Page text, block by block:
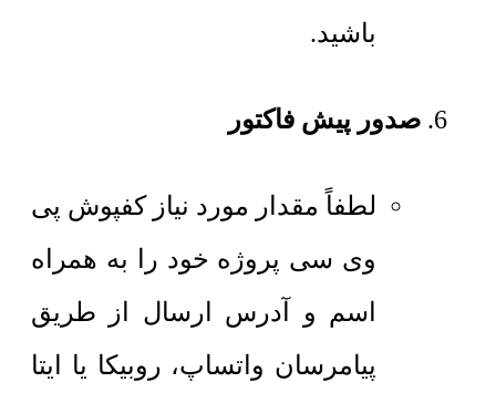
باشید.
صدور پیش فاکتور
لطفاً مقدار مورد نیاز کفپوش پی
وی سی پروژه خود را به همراه
اسم و آدرس ارسال از طریق
پیامرسان واتساپ، روبیکا یا ایتا